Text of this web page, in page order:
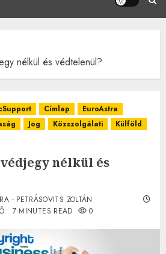
nélkül és védtelenül?
Címlap
EuroAstra
Jog Közszolgálati
Külföld
védjegy nélkül és
- PETRÁSOVITS ZOLTÁN
7 MINUTES READ 0